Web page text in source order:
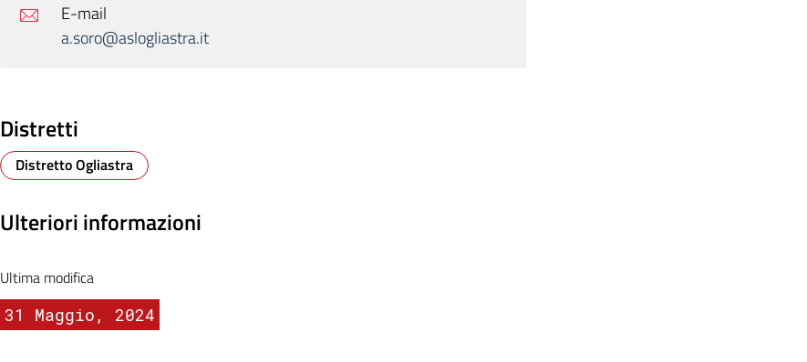
E-mail
a.soro@aslogliastra.it
Distretti
Distretto Ogliastra
Ulteriori informazioni
Ultima modifica
31 Maggio, 2024